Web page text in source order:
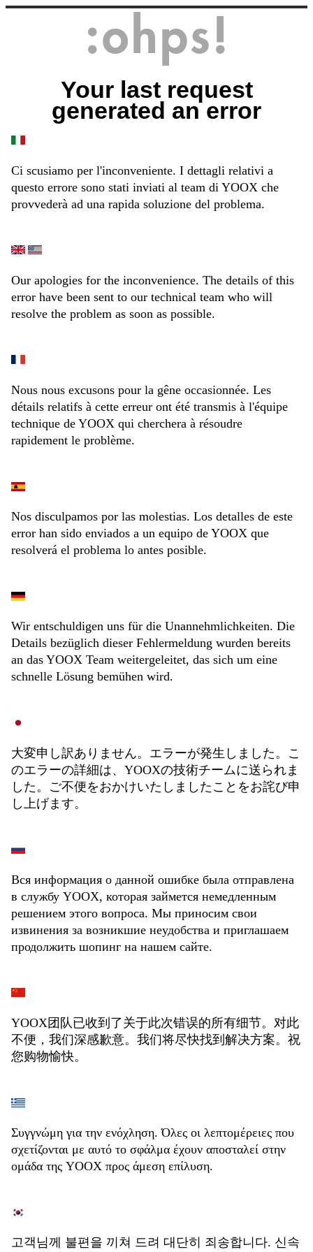
Your last request
generated an error
Ci scusiamo per l'inconveniente. I dettagli relativi a
questo errore sono stati inviati al team di YOOX che
provvederà ad una rapida soluzione del problema.
Our apologies for the inconvenience. The details of this
error have been sent to our technical team who will
resolve the problem as soon as possible.
Nous nous excusons pour la gêne occasionnée. Les
détails relatifs à cette erreur ont été transmis à l'équipe
technique de YOOX qui cherchera à résoudre
rapidement le problème.
Nos disculpamos por las molestias. Los detalles de este
error han sido enviados a un equipo de YOOX que
resolverá el problema lo antes posible.
Wir entschuldigen uns für die Unannehmlichkeiten. Die
Details bezüglich dieser Fehlermeldung wurden bereits
an das YOOX Team weitergeleitet, das sich um eine
schnelle Lösung bemühen wird.
大変申し訳ありません。エラーが発生しました。こ
のエラーの詳細は、YOOXの技術チームに送られま
した。ご不便をおかけいたしましたことをお詫び申
し上げます。
Вся информация о данной ошибке была отправлена
в службу YOOX, которая займется немедленным
решением этого вопроса. Мы приносим свои
извинения за возникшие неудобства и приглашаем
продолжить шопинг на нашем сайте.
YOOX团队已收到了关于此次错误的所有细节。对此
不便，我们深感歉意。我们将尽快找到解决方案。祝
您购物愉快。
Συγγνώμη για την ενόχληση. Όλες οι λεπτομέρειες που
σχετίζονται με αυτό το σφάλμα έχουν αποσταλεί στην
ομάδα της YOOX προς άμεση επίλυση.
고객님께 불편을 끼쳐 드려 대단히 죄송합니다. 신속